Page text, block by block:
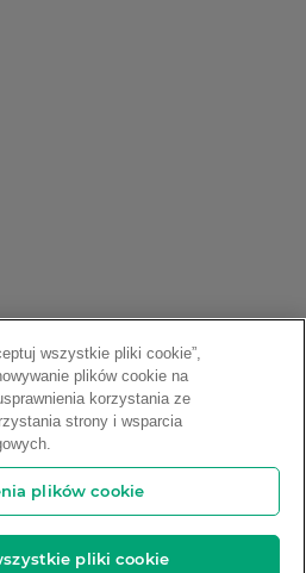
Wszelkie prawa zastrzeżone.
wszystkie pliki cookie”,
plików cookie na
korzystania ze
strony i wsparcia
plików cookie
pliki cookie